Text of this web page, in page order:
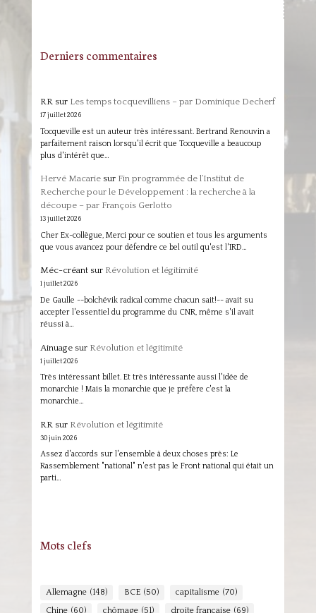
Derniers commentaires
RRsur Les temps tocquevilliens – par Dominique Decherf
17 juillet 2026
Tocqueville est un auteur très intéressant. Bertrand Renouvin a
parfaitement raison lorsqu'il écrit que Tocqueville a beaucoup
plus d'intérêt que…
Hervé Macariesur Fin programmée de l’Institut de
Recherche pour le Développement : la recherche à la
découpe – par François Gerlotto
13 juillet 2026
Cher Ex-collègue, Merci pour ce soutien et tous les arguments
que vous avancez pour défendre ce bel outil qu'est l'IRD…
Méc-créantsur Révolution et légitimité
1 juillet 2026
De Gaulle --bolchévik radical comme chacun sait!-- avait su
accepter l'essentiel du programme du CNR, même s'il avait
réussi à…
Ainuagesur Révolution et légitimité
1 juillet 2026
Très intéressant billet. Et très intéressante aussi l'idée de
monarchie ! Mais la monarchie que je préfère c'est la
monarchie…
RR sur Révolution et légitimité
30 juin 2026
Assez d'accords sur l'ensemble à deux choses près: Le
Rassemblement "national" n'est pas le Front national qui était un
parti…
Mots clefs
Allemagne (148) BCE (50) capitalisme (70)
Chine (60) chômage (51) droite française (69)